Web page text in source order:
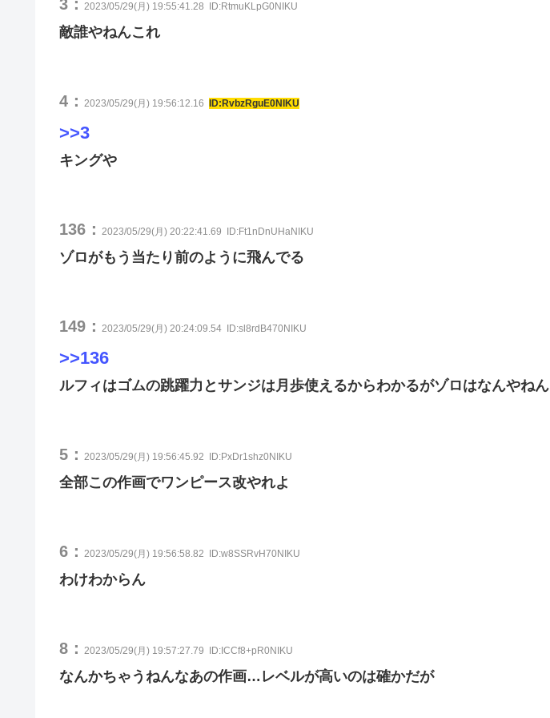
3： 2023/05/29(月) 19:55:41.28 ID:RtmuKLpG0NIKU
敵誰やねんこれ
4： 2023/05/29(月) 19:56:12.16 ID:RvbzRguE0NIKU
>>3
キングや
136： 2023/05/29(月) 20:22:41.69 ID:Ft1nDnUHaNIKU
ゾロがもう当たり前のように飛んでる
149： 2023/05/29(月) 20:24:09.54 ID:sl8rdB470NIKU
>>136
ルフィはゴムの跳躍力とサンジは月歩使えるからわかるがゾロはなんやねん
5： 2023/05/29(月) 19:56:45.92 ID:PxDr1shz0NIKU
全部この作画でワンピース改やれよ
6： 2023/05/29(月) 19:56:58.82 ID:w8SSRvH70NIKU
わけわからん
8： 2023/05/29(月) 19:57:27.79 ID:ICCf8+pR0NIKU
なんかちゃうねんなあの作画…レベルが高いのは確かだが